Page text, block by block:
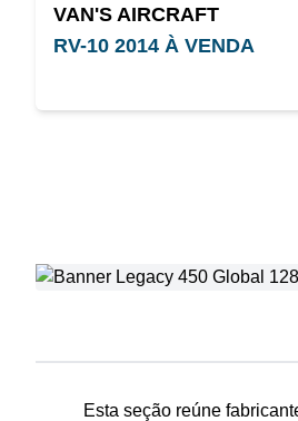
VAN'S AIRCRAFT
RV-10 2014 À VENDA
Esta seção reúne